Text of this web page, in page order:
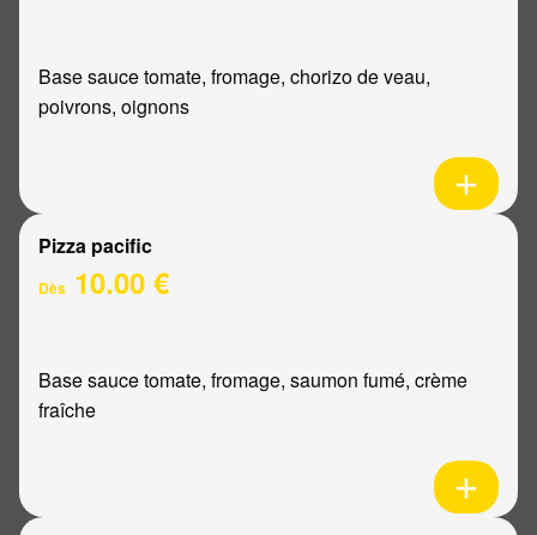
Base sauce tomate, fromage, chorizo de veau,
poivrons, oignons
Pizza pacific
Dès 10.00 €
Base sauce tomate, fromage, saumon fumé, crème
fraîche